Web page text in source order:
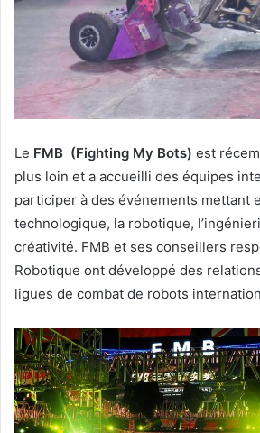
Le FMB (Fighting My Bots) est
plus loin et a accueilli des équipes
participer à des événements mettant
technologique, la robotique,
créativité. FMB et ses conseillers
Robotique ont développé des
ligues de combat de robots